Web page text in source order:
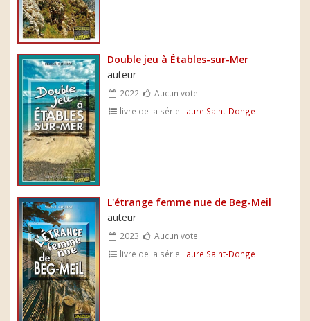
Double jeu à Étables-sur-Mer
auteur
2022
Aucun vote
livre de la série Laure Saint-Donge
L'étrange femme nue de Beg-Meil
auteur
2023
Aucun vote
livre de la série Laure Saint-Donge